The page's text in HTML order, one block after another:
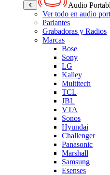
Audio
Ver todo en audio
Parlantes
Grabadoras y Radios
Marcas
Bose
Sony
LG
Kalley
Multitech
TCL
JBL
VTA
Sonos
Hyundai
Challenger
Panasonic
Marshall
Samsung
Esenses